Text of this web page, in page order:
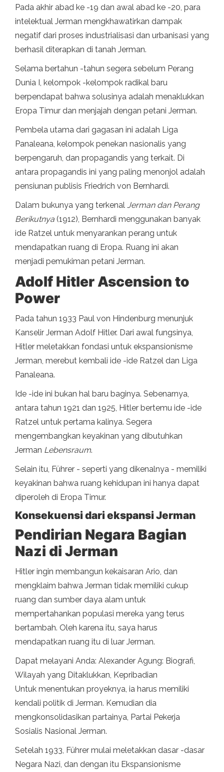
Pada akhir abad ke -19 dan awal abad ke -20, para
intelektual Jerman mengkhawatirkan dampak
negatif dari proses industrialisasi dan urbanisasi yang
berhasil diterapkan di tanah Jerman.
Selama bertahun -tahun segera sebelum Perang
Dunia I, kelompok -kelompok radikal baru
berpendapat bahwa solusinya adalah menaklukkan
Eropa Timur dan menjajah dengan petani Jerman.
Pembela utama dari gagasan ini adalah Liga
Panaleana, kelompok penekan nasionalis yang
berpengaruh, dan propagandis yang terkait. Di
antara propagandis ini yang paling menonjol adalah
pensiunan publisis Friedrich von Bernhardi.
Dalam bukunya yang terkenal Jerman dan Perang
Berikutnya (1912), Bernhardi menggunakan banyak
ide Ratzel untuk menyarankan perang untuk
mendapatkan ruang di Eropa. Ruang ini akan
menjadi pemukiman petani Jerman.
Adolf Hitler Ascension to
Power
Pada tahun 1933 Paul von Hindenburg menunjuk
Kanselir Jerman Adolf Hitler. Dari awal fungsinya,
Hitler meletakkan fondasi untuk ekspansionisme
Jerman, merebut kembali ide -ide Ratzel dan Liga
Panaleana.
Ide -ide ini bukan hal baru baginya. Sebenarnya,
antara tahun 1921 dan 1925, Hitler bertemu ide -ide
Ratzel untuk pertama kalinya. Segera
mengembangkan keyakinan yang dibutuhkan
Jerman Lebensraum.
Selain itu, Führer - seperti yang dikenalnya - memiliki
keyakinan bahwa ruang kehidupan ini hanya dapat
diperoleh di Eropa Timur.
Konsekuensi dari ekspansi Jerman
Pendirian Negara Bagian
Nazi di Jerman
Hitler ingin membangun kekaisaran Ario, dan
mengklaim bahwa Jerman tidak memiliki cukup
ruang dan sumber daya alam untuk
mempertahankan populasi mereka yang terus
bertambah. Oleh karena itu, saya harus
mendapatkan ruang itu di luar Jerman.
Dapat melayani Anda: Alexander Agung: Biografi,
Wilayah yang Ditaklukkan, Kepribadian
Untuk menentukan proyeknya, ia harus memiliki
kendali politik di Jerman. Kemudian dia
mengkonsolidasikan partainya, Partai Pekerja
Sosialis Nasional Jerman.
Setelah 1933, Führer mulai meletakkan dasar -dasar
Negara Nazi, dan dengan itu Ekspansionisme